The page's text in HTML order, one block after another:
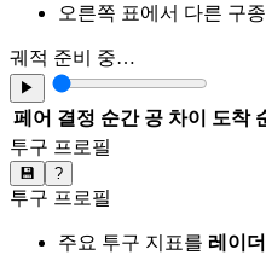
오른쪽 표에서 다른 구
궤적 준비 중…
▶
페어 결정 순간 공 차이 도착
투구 프로필
💾 ?
투구 프로필
주요 투구 지표를 레이